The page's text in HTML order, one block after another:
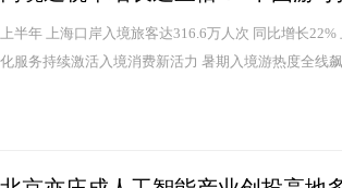
上半年 上海口岸入境旅客达316.6万人次 同比增长
化服务持续激活入境消费新活力 暑期入境游热度全线